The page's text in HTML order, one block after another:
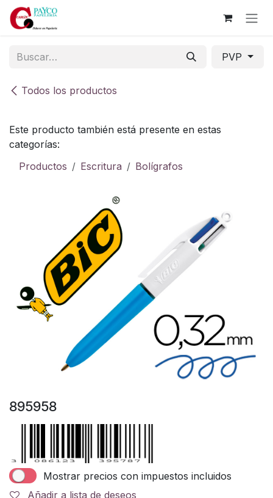
Ir al contenido
Todos los productos
PVP
Este producto también está presente en estas
categorías:
Productos
Escritura Bolígrafos
895958
Mostrar precios con impuestos incluidos
Añadir a lista de deseos